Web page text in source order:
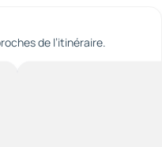
de l’itinéraire.